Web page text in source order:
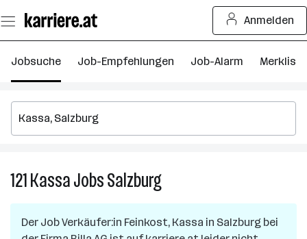
Seiteninhalt
springen
Anmelden
Jobsuche Job-Empfehlungen Job-Alarm Merkliste
121KassaJobsSalzburg121
Kassa
in
Der JobVerkäufer:in Feinkost, Kassa in Salzburg bei